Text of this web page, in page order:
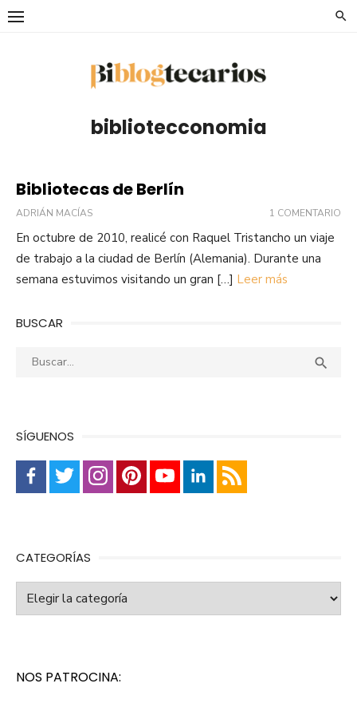
Saltar
bibliotecconomia
Bibliotecas de Berlín
ADRIÁN MACÍAS 1 COMENTARIO
En octubre de 2010, realicé con Raquel Tristancho un viaje
de trabajo a la ciudad de Berlín (Alemania). Durante una
semana estuvimos visitando un gran […] Leer más
BUSCAR
Buscar: 
SÍGUENOS
CATEGORÍAS
Categorías
NOS PATROCINA: